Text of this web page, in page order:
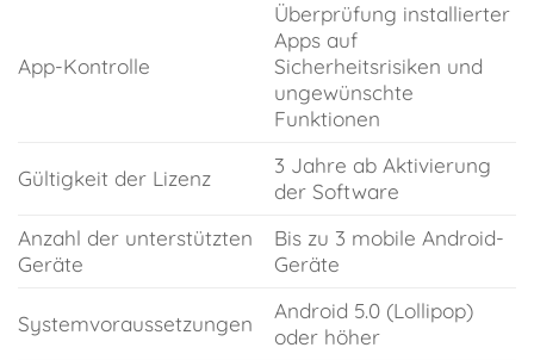
App-Kontrolle
Überprüfung installierter
Apps auf
Sicherheitsrisiken und
ungewünschte
Funktionen
Gültigkeit der Lizenz
3 Jahre ab Aktivierung
der Software
Anzahl der unterstützten
Geräte
Bis zu 3 mobile Android-
Geräte
Systemvoraussetzungen
Android 5.0 (Lollipop)
oder höher